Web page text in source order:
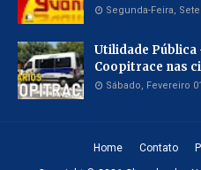
Segunda-Feira,
Utilidade
Coopitrace nas
Sábado, Fevereiro
Home Contato